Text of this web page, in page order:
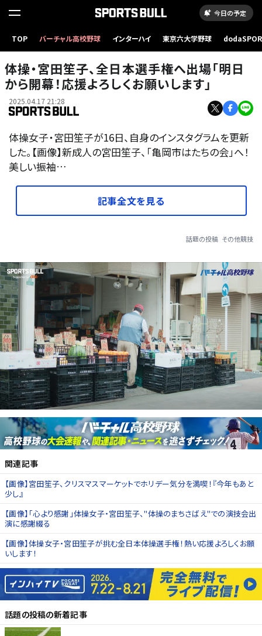
今日の予定
TOP バーチャル高校野球 インターハイ 東京六大学野球
体操・宮田笙子、全日本選手権へ出場「明日
から開幕！応援よろしくお願いします」
2025.04.17 21:28
体操女子・宮田笙子が16日、自身のインスタグラムを更新
した。【画像】新成人の宮田笙子、「亀岡市はたちの会」へ！
美しい振袖…
記事全文を見る
話題の投稿 その他競技
関連記事
【画像】宮田笙子、クリスマスマーケットでホリデー気分を満喫！『今年もあと
少し』
【画像】「心より感謝」体操女子・宮田笙子、"体操のまちさばえ"での演技会出
演に感謝綴る
【画像】体操女子・宮田笙子が挑む全日本体操選手権！熱い応援よろしくお願
いします！
話題の投稿の新着記事